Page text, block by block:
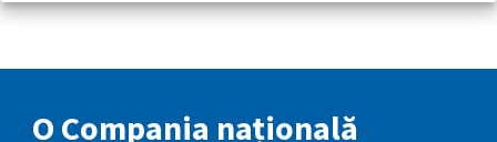
O Compania națională